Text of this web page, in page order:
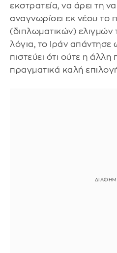
εκστρατεία, να άρει τη
αναγνωρίσει εκ νέου το
(διπλωματικών) ελιγμών
λόγια, το Ιράν
πιστεύει ότι ούτε η άλλη
πραγματικά καλή